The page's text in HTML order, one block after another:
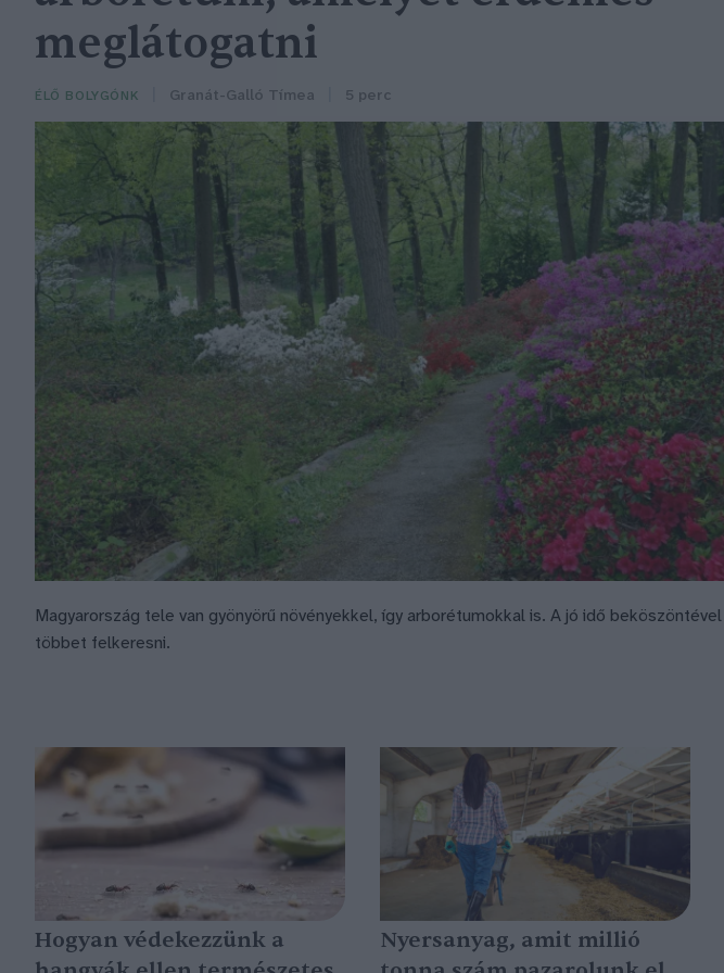
meglátogatni
ÉLŐ BOLYGÓNK Granát-Galló Tímea 5 perc
Magyarország tele van gyönyörű növényekkel, így arborétumokkal is. A jó idő
többet felkeresni.
Hogyan védekezzünk a
Nyersanyag, amit millió